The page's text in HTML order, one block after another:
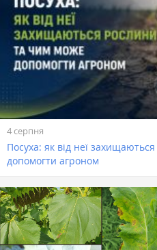
4 серпня
Посуха: як від неї
допомогти агроном